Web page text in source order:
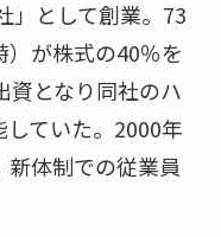
」として創業。73
が株式の40％を
資となり同社のハ
ていた。2000年
新体制での従業員